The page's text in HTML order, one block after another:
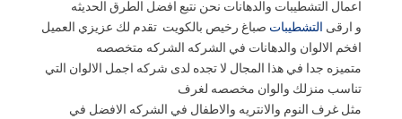
اعمال التشطيبات والدهانات نحن نتبع افضل الطرق الحديثه
و ارقى التشطيبات صباغ رخيص بالكويت تقدم لك عزيزي العميل
افخم الالوان والدهانات في الشركه الشركه متخصصه
متميزه جدا في هذا المجال لا تجده لدى شركه اجمل الالوان التي
تناسب منزلك والوان مخصصه لغرف
مثل غرف النوم والانتريه والاطفال في الشركه الافضل في